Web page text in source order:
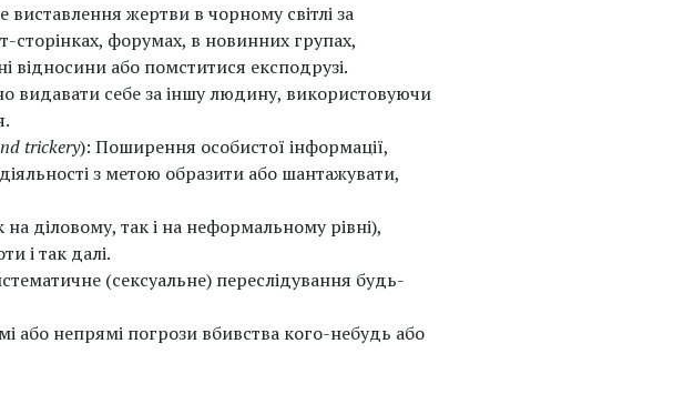
виставлення жертви в чорному світлі за
сторінках, форумах, в новинних групах,
або помститися експодрузі.
видавати себе за іншу людину, використовуючи
trickery): Поширення особистої інформації,
з метою образити або шантажувати,
на діловому, так і на неформальному рівні),
і так далі.
(сексуальне) переслідування будь-
або непрямі погрози вбивства кого-небудь або